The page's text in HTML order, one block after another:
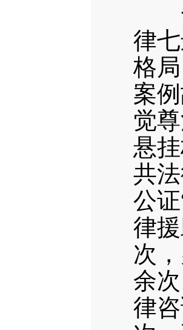
一
律
格
案
觉
悬
共
公
律
次
余
律